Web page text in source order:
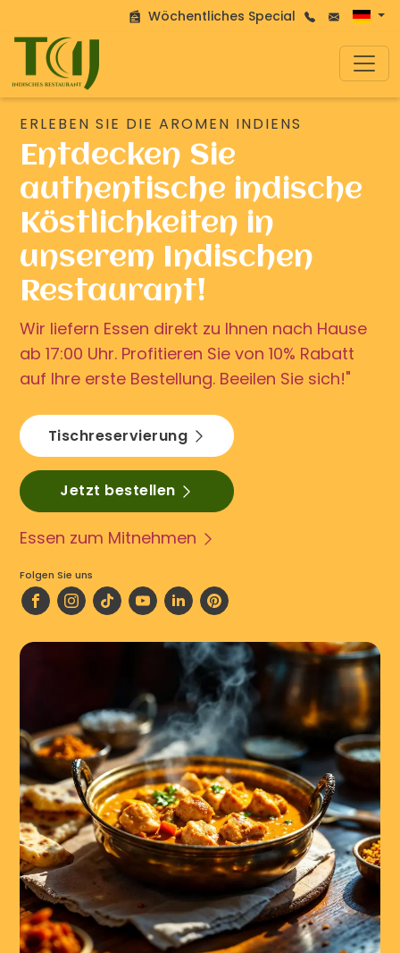
Wöchentliches Special
ERLEBEN SIE DIE AROMEN INDIENS
Entdecken Sie
authentische indische
Köstlichkeiten in
unserem Indischen
Restaurant!
Wir liefern Essen direkt zu Ihnen nach Hause
ab 17:00 Uhr. Profitieren Sie von 10% Rabatt
auf Ihre erste Bestellung. Beeilen Sie sich!"
Tischreservierung
Jetzt bestellen
Essen zum Mitnehmen
Folgen Sie uns